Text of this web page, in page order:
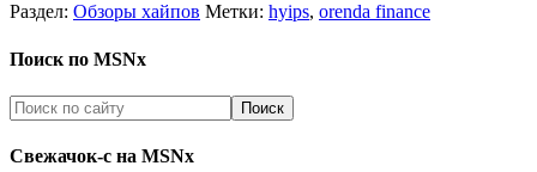
Раздел: Обзоры хайпов Метки: hyips, orenda finance
Поиск по MSNx
Свежачок-с на MSNx